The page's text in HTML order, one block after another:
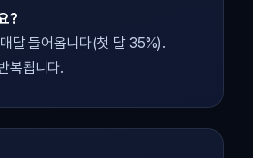
?
달 들어옵니다(첫 달 35%).
복됩니다.